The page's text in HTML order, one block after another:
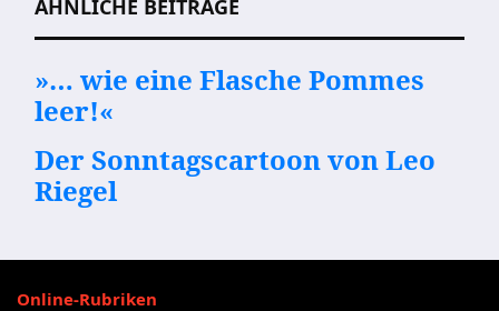
ÄHNLICHE BEITRÄGE
»… wie eine Flasche Pommes
leer!«
Der Sonntagscartoon von Leo
Riegel
Online-Rubriken